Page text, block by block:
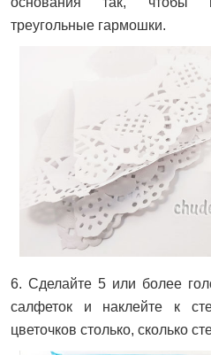
треугольные гармошки.
6. Сделайте 5 или более
салфеток и наклейте к
цветочков столько, сколько